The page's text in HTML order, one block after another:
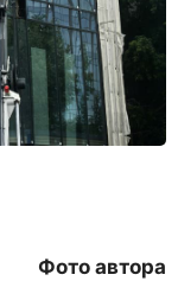
Фото автора